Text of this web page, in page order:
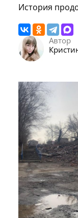
История
Автор